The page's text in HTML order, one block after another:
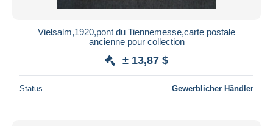
Vielsalm,1920,pont du Tiennemesse,carte postale
ancienne pour collection
± 13,87 $
Status Gewerblicher Händler